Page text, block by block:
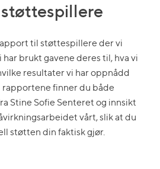
til støttespillere der vi
brukt gavene deres til, hva vi
resultater vi har oppnådd
rapportene finner du både
Stine Sofie Senteret og innsikt
vårt, slik at du
støtten din faktisk gjør.